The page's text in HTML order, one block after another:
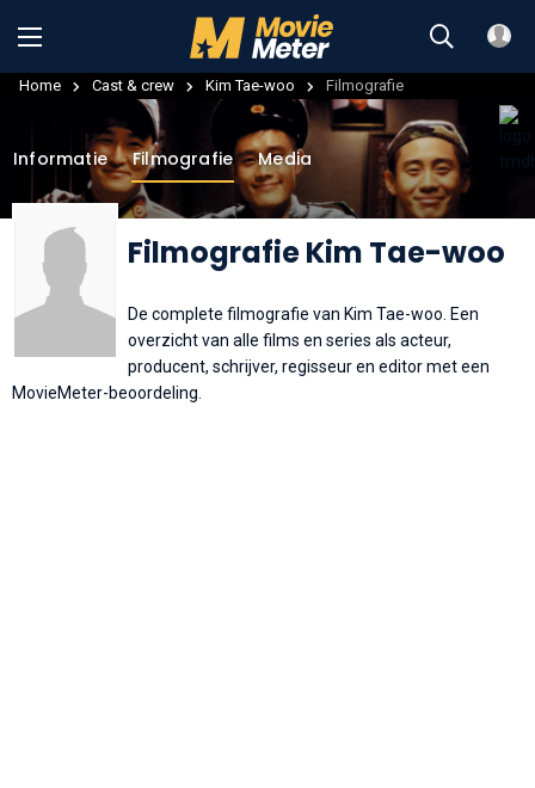
Home Cast & crew Kim Tae-woo Filmografie
Filmografie Kim Tae-woo
Informatie Filmografie Media
De complete filmografie van Kim Tae-woo. Een
overzicht van alle films en series als acteur,
producent, schrijver, regisseur en editor met een
MovieMeter-beoordeling.